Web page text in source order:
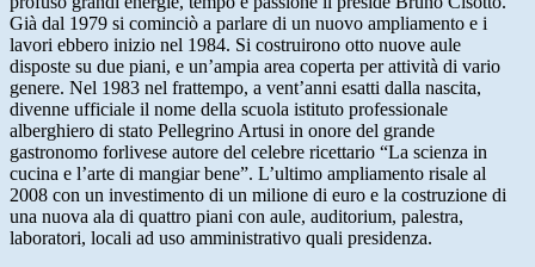
Già dal 1979 si cominciò a parlare di un nuovo ampliamento e i
lavori ebbero inizio nel 1984. Si costruirono otto nuove aule
disposte su due piani, e un’ampia area coperta per attività di vario
genere. Nel 1983 nel frattempo, a vent’anni esatti dalla nascita,
divenne ufficiale il nome della scuola istituto professionale
alberghiero di stato Pellegrino Artusi in onore del grande
gastronomo forlivese autore del celebre ricettario “La scienza in
cucina e l’arte di mangiar bene”. L’ultimo ampliamento risale al
2008 con un investimento di un milione di euro e la costruzione di
una nuova ala di quattro piani con aule, auditorium, palestra,
laboratori, locali ad uso amministrativo quali presidenza.